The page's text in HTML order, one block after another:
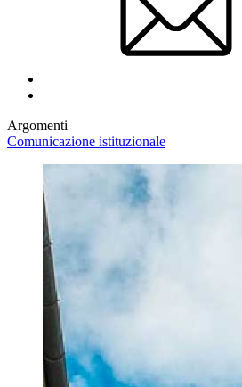
Argomenti
Comunicazione istituzionale